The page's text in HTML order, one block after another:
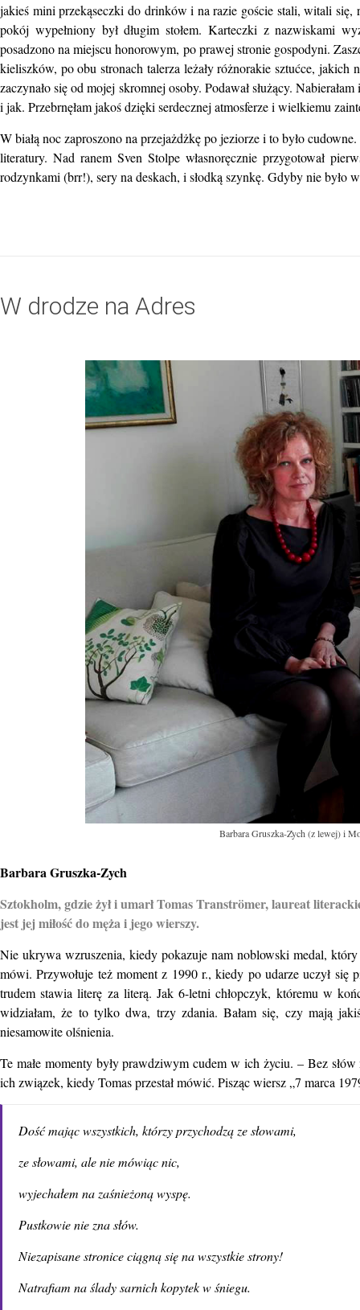
jakieś mini przekąseczki do drinków i na razie goście stali, witali
pokój wypełniony był długim stołem. Karteczki z nazwiskami
posadzono na miejscu honorowym, po prawej stronie gospodyni.
kieliszków, po obu stronach talerza leżały różnorakie sztućce,
zaczynało się od mojej skromnej osoby. Podawał służący.
i jak. Przebrnęłam jakoś dzięki serdecznej atmosferze i wielkiemu
W białą noc zaproszono na przejażdżkę po jeziorze i to było
literatury. Nad ranem Sven Stolpe własnoręcznie przygotował
rodzynkami (brr!), sery na deskach, i słodką szynkę. Gdyby nie było
W drodze na Adres
Barbara Gruszka-Zych (z lewej) i
Barbara Gruszka-Zych
Sztokholm, gdzie żył i umarł Tomas Tranströmer, laureat
jest jej miłość do męża i jego wierszy.
Nie ukrywa wzruszenia, kiedy pokazuje nam noblowski medal,
mówi. Przywołuje też moment z 1990 r., kiedy po udarze uczył
trudem stawia literę za literą. Jak 6-letni chłopczyk, któremu w
widziałam, że to tylko dwa, trzy zdania. Bałam się, czy mają
niesamowite olśnienia.
Te małe momenty były prawdziwym cudem w ich życiu. – Bez
ich związek, kiedy Tomas przestał mówić. Pisząc wiersz „7 marca
Dość mając wszystkich, którzy przychodzą ze słowami,
ze słowami, ale nie mówiąc nic,
wyjechałem na zaśnieżoną wyspę.
Pustkowie nie zna słów.
Niezapisane stronice ciągną się na wszystkie strony!
Natrafiam na ślady sarnich kopytek w śniegu.